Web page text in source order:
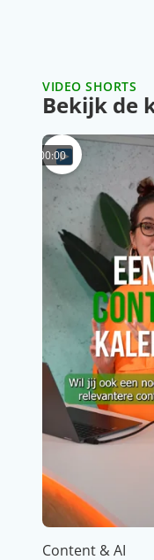
VIDEO SHORTS
Bekijk de
00:00
Content & AI